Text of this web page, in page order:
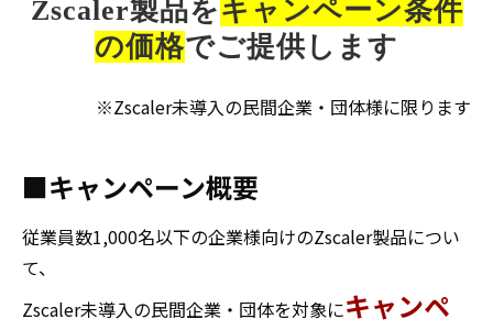
Zscaler製品をキャンペーン条件
の価格でご提供します
※Zscaler未導入の民間企業・団体様に限ります
■キャンペーン概要
従業員数1,000名以下の企業様向けのZscaler製品につい
て、
Zscaler未導入の民間企業・団体を対象にキャンペ